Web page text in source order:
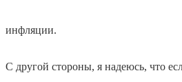
инфляции.
С другой стороны, я надеюсь, что